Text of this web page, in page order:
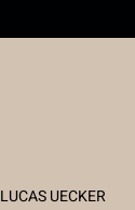
LUCAS UECKER